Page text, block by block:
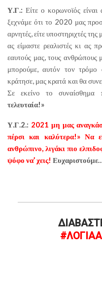
Υ.Γ.: Είτε ο κορωνοϊός είναι
ξεχνάμε ότι το 2020 μας
αρνητές, είτε υποστηριχτές
ας είμαστε ρεαλιστές κι ας
εαυτούς μας, τους ανθρώπους
μπορούμε, αυτόν τον
κράτησε, μας κρατά και θα
Σε εκείνο το συναίσθημα
τελευταία!»
Υ.Γ.2.: 2021 μη μας
πέρσι και καλύτερα!» Να
ανθρώπινο, λιγάκι πιο
ψόφο να’ χεις!